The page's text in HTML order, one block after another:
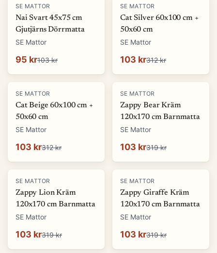
-8%
SE MATTOR
Nai Svart 45x75 cm
Gjutjärns Dörrmatta
SE Mattor
95 kr103 kr
-67%
SE MATTOR
Cat Silver 60x100 cm +
50x60 cm
SE Mattor
103 kr312 kr
-67%
SE MATTOR
Cat Beige 60x100 cm +
50x60 cm
SE Mattor
103 kr312 kr
-68%
SE MATTOR
Zappy Bear Kräm
120x170 cm Barnmatta
SE Mattor
103 kr319 kr
-68%
SE MATTOR
Zappy Lion Kräm
120x170 cm Barnmatta
SE Mattor
103 kr319 kr
-68%
SE MATTOR
Zappy Giraffe Kräm
120x170 cm Barnmatta
SE Mattor
103 kr319 kr